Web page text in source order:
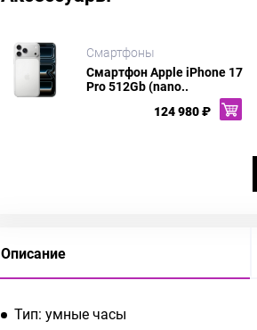
Смартфоны
Смартфон Apple iPhone 17
Pro 512Gb (nano..
124 980 ₽
Описание
Тип: умные часы